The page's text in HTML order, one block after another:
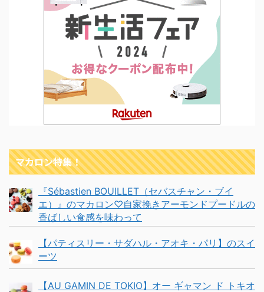
マカロン特集！
『Sébastien BOUILLET（セバスチャン・ブイ
エ）』のマカロン♡自家挽きアーモンドプードルの
香ばしい食感を味わって
【パティスリー・サダハル・アオキ・パリ】のスイ
ーツ
【AU GAMIN DE TOKIO】オー ギャマン ド トキオ